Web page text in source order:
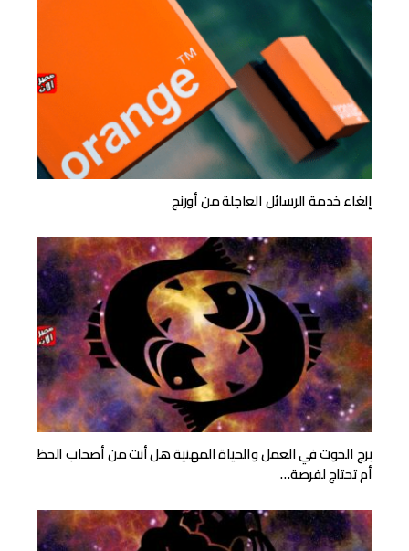
إلغاء خدمة الرسائل العاجلة من أورنج
برج الحوت في العمل والحياة المهنية هل أنت من أصحاب الحظ
أم تحتاج لفرصة…